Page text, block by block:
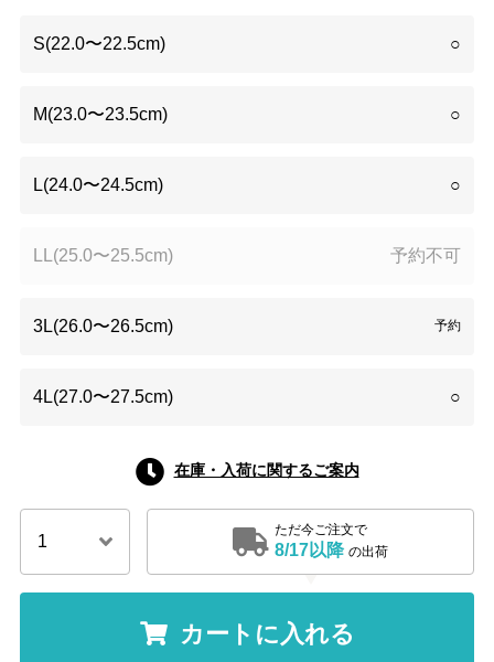
S(22.0〜22.5cm) ○
M(23.0〜23.5cm) ○
L(24.0〜24.5cm) ○
LL(25.0〜25.5cm) 予約不可
3L(26.0〜26.5cm) 予約
4L(27.0〜27.5cm) ○
在庫・入荷に関するご案内
ただ今ご注文で
8/17以降 の出荷
カートに入れる